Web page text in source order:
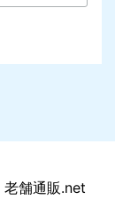
老舗通販.net